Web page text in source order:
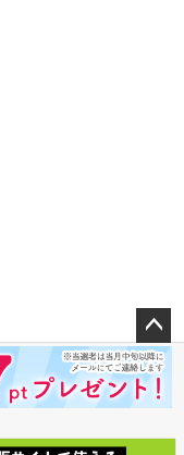
ペー
ジト
ップ